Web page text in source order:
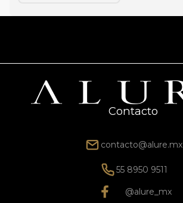
Contacto
contacto@alure.mx
55 8950 9511
@alure_mx